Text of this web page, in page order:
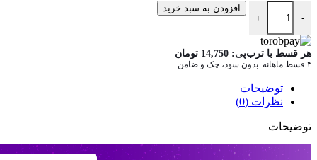
-
تراکت سالن زیبایی عدد
+
افزودن به سبد خرید
هر قسط با ترب‌پی: 14,750 تومان
۴ قسط ماهانه. بدون سود، چک و ضامن.
توضیحات
نظرات (0)
توضیحات